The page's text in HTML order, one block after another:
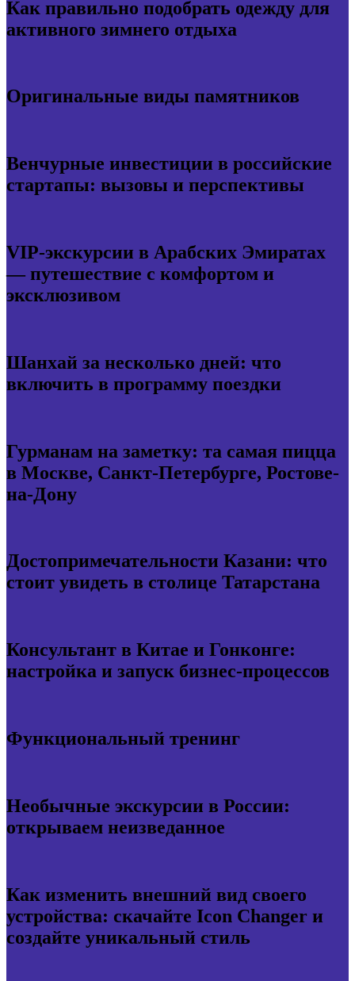
Как правильно подобрать одежду для
активного зимнего отдыха
Оригинальные виды памятников
Венчурные инвестиции в российские
стартапы: вызовы и перспективы
VIP-экскурсии в Арабских Эмиратах
— путешествие с комфортом и
эксклюзивом
Шанхай за несколько дней: что
включить в программу поездки
Гурманам на заметку: та самая пицца
в Москве, Санкт-Петербурге, Ростове-
на-Дону
Достопримечательности Казани: что
стоит увидеть в столице Татарстана
Консультант в Китае и Гонконге:
настройка и запуск бизнес-процессов
Функциональный тренинг
Необычные экскурсии в России:
открываем неизведанное
Как изменить внешний вид своего
устройства: скачайте Icon Changer и
создайте уникальный стиль